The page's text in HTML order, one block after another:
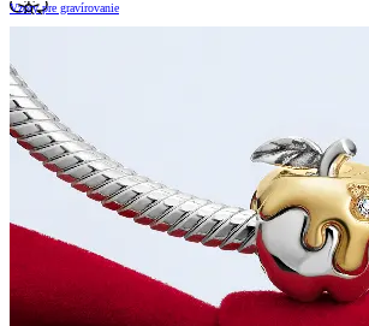
Vzory pre gravírovanie